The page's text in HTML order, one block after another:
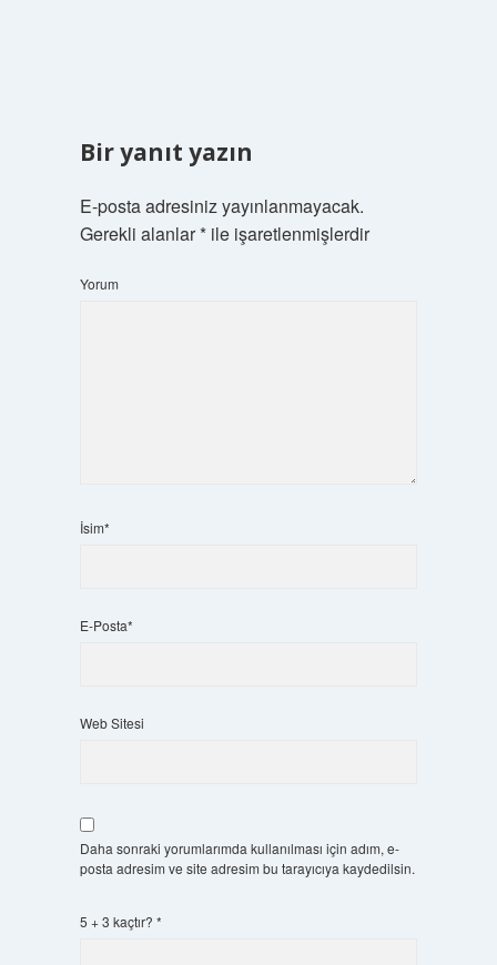
Bir yanıt yazın
E-posta adresiniz yayınlanmayacak.
Gerekli alanlar*ile işaretlenmişlerdir
Yorum
İsim*
E-Posta*
Web Sitesi
Daha sonraki yorumlarımda kullanılması için adım, e-
posta adresim ve site adresim bu tarayıcıya kaydedilsin.
5 + 3 kaçtır? *